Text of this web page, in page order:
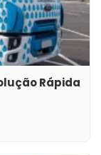
Rápida